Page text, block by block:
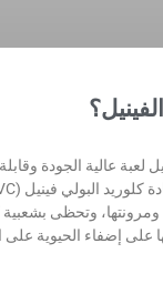
لعبة عالية الجودة
ومرونتها، وتحظى
على إضفاء الحيوية على